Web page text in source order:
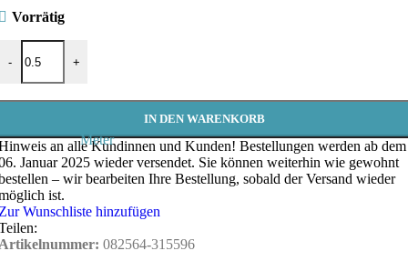
Vorrätig
-
Retro Flowers by Emjo-Design - Meterware Menge
+
Meter
IN DEN WARENKORB
an alle Kundinnen und Kunden! Bestellungen werden ab dem
Januar 2025 wieder versendet. Sie können weiterhin wie gewohnt
– wir bearbeiten Ihre Bestellung, sobald der Versand wieder
ist.
Wunschliste hinzufügen
082564-315596